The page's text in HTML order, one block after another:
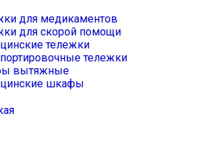
для медикаментов
для скорой помощи
тележки
тележки
вытяжные
шкафы